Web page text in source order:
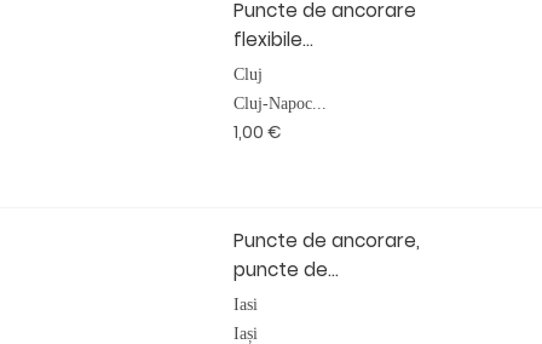
Puncte de ancorare
flexibile...
Cluj
Cluj-Napoc...
1,00 €
Puncte de ancorare,
puncte de...
Iasi
Iași